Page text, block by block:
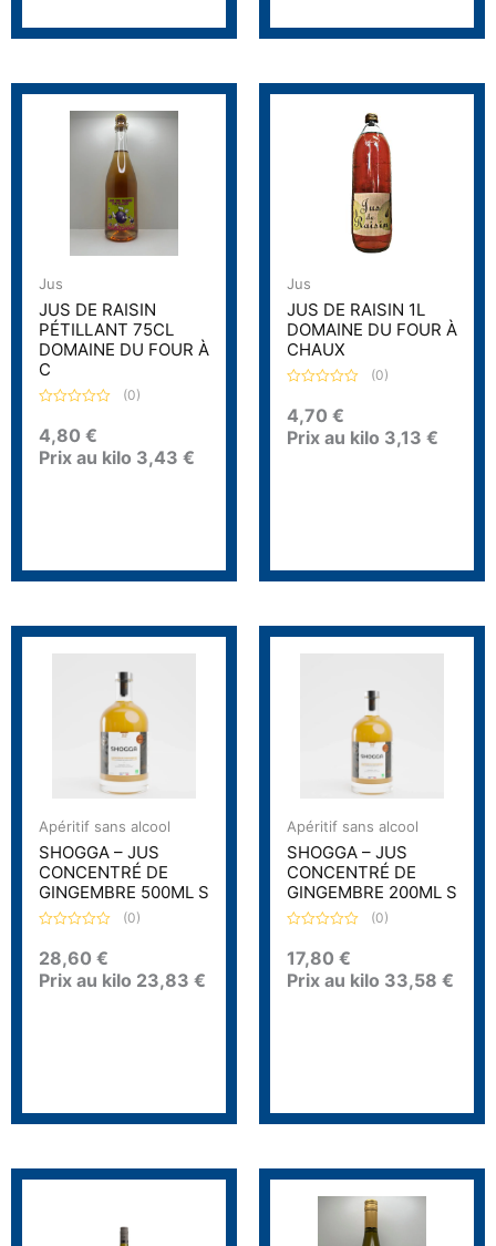
Jus
JUS DE RAISIN
PÉTILLANT 75CL
DOMAINE DU FOUR À
C
o
t
e
0
(0)
4,80 €
Prix au kilo 3,43 €
Jus
JUS DE RAISIN 1L
DOMAINE DU FOUR À
CHAUX
o
t
e
0
(0)
4,70 €
Prix au kilo 3,13 €
Apéritif sans alcool
SHOGGA – JUS
CONCENTRÉ DE
GINGEMBRE 500ML S
o
t
e
0
(0)
28,60 €
Prix au kilo 23,83 €
Apéritif sans alcool
SHOGGA – JUS
CONCENTRÉ DE
GINGEMBRE 200ML S
o
e
0
(0)
17,80 €
Prix au kilo 33,58 €